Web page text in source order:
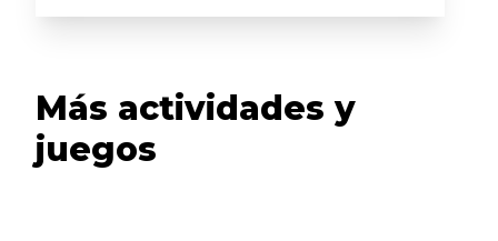
Más actividades y
juegos